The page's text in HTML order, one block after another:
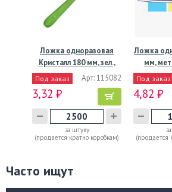
Ложка одноразовая
Кристалл 180 мм, зел.,
ПС,…
Под заказ Арт: 115082
3,32 ₽
за штуку
(продается кратно коробкам)
Ложка
мм,
Под заказ
4,82 ₽
(продается
Часто ищут